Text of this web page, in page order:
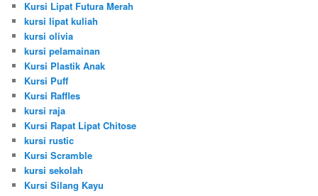
Kursi Lipat Futura Merah
kursi lipat kuliah
kursi olivia
kursi pelamainan
Kursi Plastik Anak
Kursi Puff
Kursi Raffles
kursi raja
Kursi Rapat Lipat Chitose
kursi rustic
Kursi Scramble
kursi sekolah
Kursi Silang Kayu